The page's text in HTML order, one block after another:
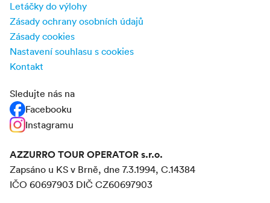
Letáčky do výlohy
Zásady ochrany osobních údajů
Zásady cookies
Nastavení souhlasu s cookies
Kontakt
Sledujte nás na
Facebooku
Instagramu
AZZURRO TOUR OPERATOR s.r.o.
Zapsáno u KS v Brně, dne 7.3.1994, C.14384
IČO 60697903 DIČ CZ60697903